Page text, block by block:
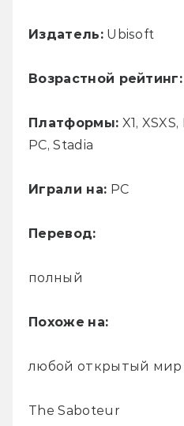
Издатель:Ubisoft
Возрастной рейтинг:
Платформы: X1,
PC, Stadia
Играли на: PC
Перевод:
полный
Похоже на:
любой открытый мир
The Saboteur